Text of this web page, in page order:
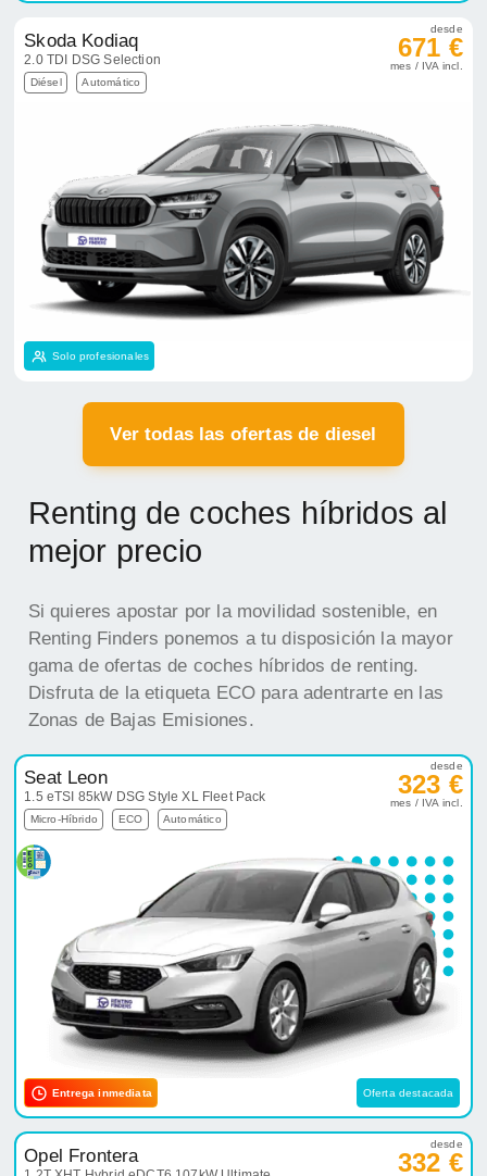
Skoda Kodiaq
2.0 TDI DSG Selection
Diésel Automático
desde
671 €
mes / IVA incl.
Solo profesionales
Ver todas las ofertas de diesel
Renting de coches híbridos al
mejor precio
Si quieres apostar por la movilidad sostenible, en
Renting Finders ponemos a tu disposición la mayor
gama de ofertas de coches híbridos de renting.
Disfruta de la etiqueta ECO para adentrarte en las
Zonas de Bajas Emisiones.
Seat Leon
1.5 eTSI 85kW DSG Style XL Fleet Pack
Micro-Híbrido ECO Automático
desde
323 €
mes / IVA incl.
Entrega inmediata Oferta destacada
Opel Frontera
desde
332 €